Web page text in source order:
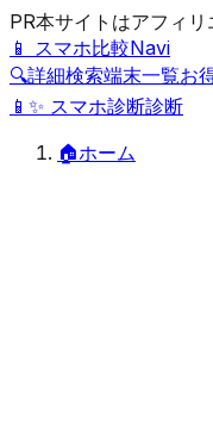
PR本サイトはアフィ
📱 スマホ比較Navi
🔍詳細検索端末一覧お
📱 ✨ スマホ診断診断
🏠ホーム